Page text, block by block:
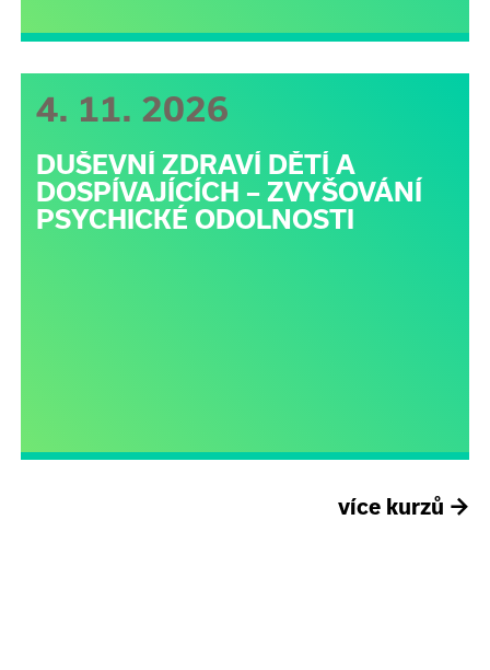
4. 11. 2026
DUŠEVNÍ ZDRAVÍ DĚTÍ A
DOSPÍVAJÍCÍCH – ZVYŠOVÁNÍ
PSYCHICKÉ ODOLNOSTI
více kurzů →